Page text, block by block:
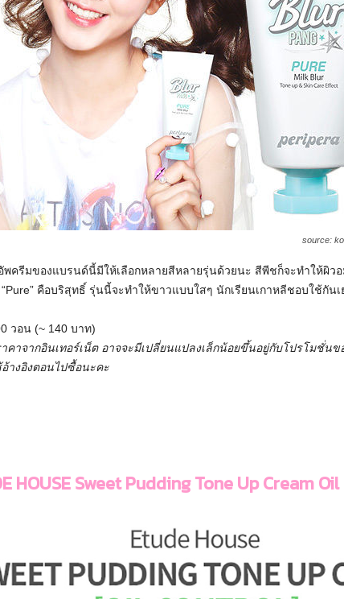
source:
พครีมของแบรนด์นี้มีให้เลือกหลายสีหลายรุ่นด้วยนะ สีพีชก็จะทำให้ผิว
คือบริสุทธิ์ รุ่นนี้จะทำให้ขาวแบบใสๆ นักเรียนเกาหลีชอบใช้กันเ
วอน (~ 140 บาท)
าคาจากอินเทอร์เน็ต อาจจะมีเปลี่ยนแปลงเล็กน้อยขึ้นอยู่กับโปรโมชั่นข
างอิงตอนไปซื้อนะคะ
HOUSE Sweet Pudding Tone Up Cream